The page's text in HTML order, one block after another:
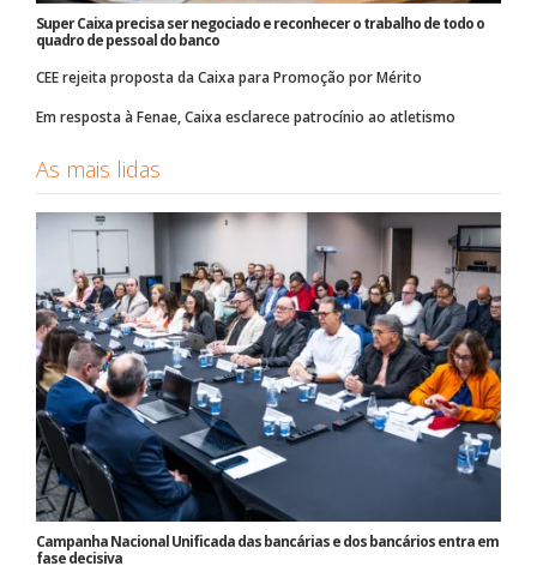
Super Caixa precisa ser negociado e reconhecer o trabalho de todo o
quadro de pessoal do banco
CEE rejeita proposta da Caixa para Promoção por Mérito
Em resposta à Fenae, Caixa esclarece patrocínio ao atletismo
As mais lidas
Campanha Nacional Unificada das bancárias e dos bancários entra em
fase decisiva